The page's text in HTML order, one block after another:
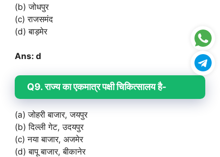
(b) जोधपुर
(c) राजसमंद
(d) बाड़मेर
Ans: d
Q9. राज्य का एकमात्र पक्षी चिकित्सालय है-
(a) जोहरी बाजार, जयपुर
(b) दिल्ली गेट, उदयपुर
(c) नया बाजार, अजमेर
(d) बापू बाजार, बीकानेर